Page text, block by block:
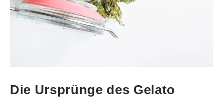
Die Ursprünge des Gelato